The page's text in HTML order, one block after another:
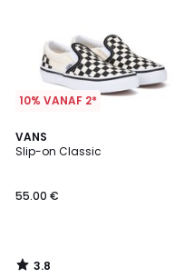
10% VANAF 2*
VANS
Slip-on Classic
55.00 €
3.8
/ 5
3.8
/